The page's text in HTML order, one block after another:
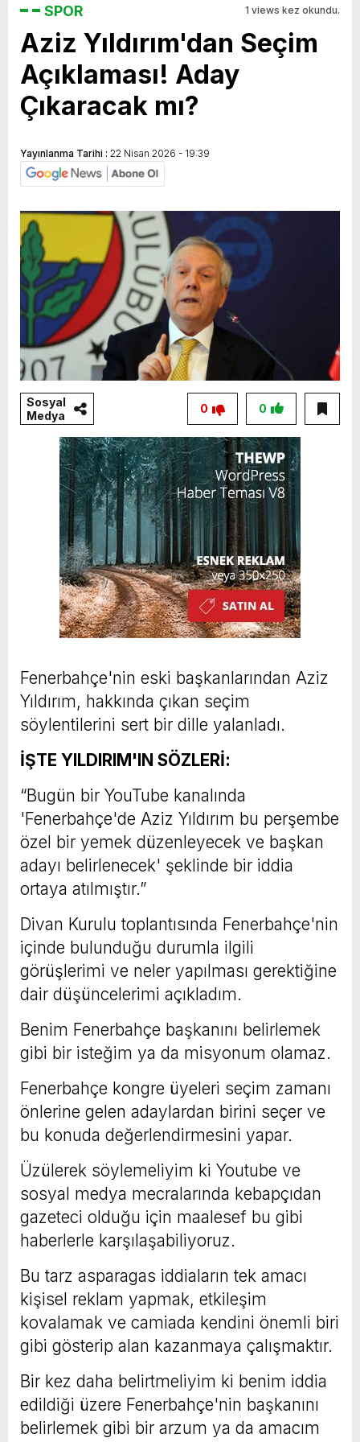
SPOR 1 views kez okundu.
Aziz Yıldırım'dan Seçim
Açıklaması! Aday
Çıkaracak mı?
Yayınlanma Tarihi : 22 Nisan 2026 - 19:39
Sosyal
Medya
0
0
Fenerbahçe'nin eski başkanlarından Aziz
Yıldırım, hakkında çıkan seçim
söylentilerini sert bir dille yalanladı.
İŞTE YILDIRIM'IN SÖZLERİ:
“Bugün bir YouTube kanalında
'Fenerbahçe'de Aziz Yıldırım bu perşembe
özel bir yemek düzenleyecek ve başkan
adayı belirlenecek' şeklinde bir iddia
ortaya atılmıştır.”
Divan Kurulu toplantısında Fenerbahçe'nin
içinde bulunduğu durumla ilgili
görüşlerimi ve neler yapılması gerektiğine
dair düşüncelerimi açıkladım.
Benim Fenerbahçe başkanını belirlemek
gibi bir isteğim ya da misyonum olamaz.
Fenerbahçe kongre üyeleri seçim zamanı
önlerine gelen adaylardan birini seçer ve
bu konuda değerlendirmesini yapar.
Üzülerek söylemeliyim ki Youtube ve
sosyal medya mecralarında kebapçıdan
gazeteci olduğu için maalesef bu gibi
haberlerle karşılaşabiliyoruz.
Bu tarz asparagas iddiaların tek amacı
kişisel reklam yapmak, etkileşim
kovalamak ve camiada kendini önemli biri
gibi gösterip alan kazanmaya çalışmaktır.
Bir kez daha belirtmeliyim ki benim iddia
edildiği üzere Fenerbahçe'nin başkanını
belirlemek gibi bir arzum ya da amacım